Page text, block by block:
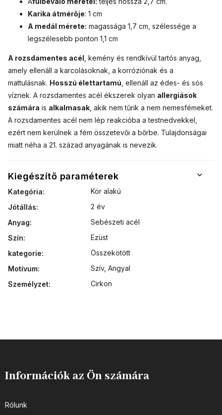
Karika átmérője: 1 cm
A medál mérete: magassága 1,7 cm, szélessége a
legszélesebb ponton 1,1 cm
A rozsdamentes acél , kemény és rendkívül tartós anyag,
amely ellenáll a karcolásoknak, a korróziónak és a
mattulásnak. Hosszú élettartamú , ellenáll az édes- és sós
víznek. A rozsdamentes acél ékszerek olyan allergiások
számára is alkalmasak , akik nem tűrik a nem nemesfémeket.
A rozsdamentes acél nem lép reakcióba a testnedvekkel,
ezért nem kerülnek a fém összetevői a bőrbe. Tulajdonságai
miatt néha a 21. század anyagának is nevezik.
Kiegészítő paraméterek
Kategória:
Kör alakú
Jótállás:
2 év
Anyag:
Sebészeti acél
Szín:
Ezüst
kategorie:
Összekötött
Motívum: Szív, Angyal
Személyzet: Cirkon
Információk az Ön számára
Rólunk